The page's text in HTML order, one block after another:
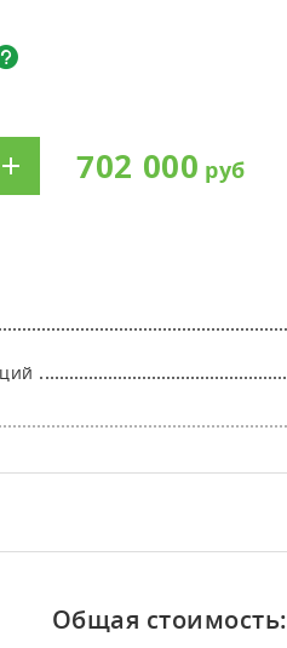
702 000
Общая стоимость: